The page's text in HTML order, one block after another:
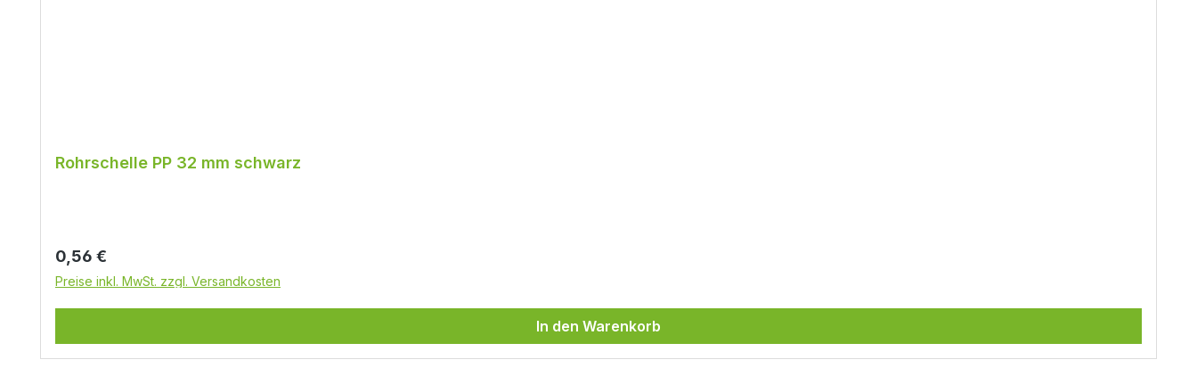
Rohrschelle PP 32 mm schwarz
Regulärer Preis:
0,56 €
Preise inkl. MwSt. zzgl. Versandkosten
In den Warenkorb